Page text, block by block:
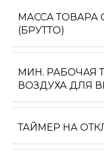
МАССА ТОВАРА
(БРУТТО)
МИН. РАБОЧАЯ
ВОЗДУХА ДЛЯ
ТАЙМЕР НА